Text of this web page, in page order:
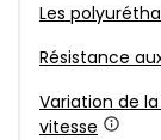
Les
Résistance
Variation de
vitesse